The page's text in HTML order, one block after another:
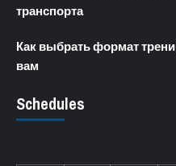
транспорта
Как выбрать формат
вам
Schedules